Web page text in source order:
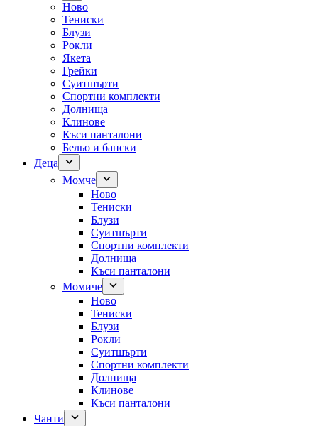
Ново
Тениски
Блузи
Рокли
Якета
Грейки
Суитшърти
Спортни комплекти
Долнища
Клинове
Къси панталони
Бельо и бански
Деца
Момче
Ново
Тениски
Блузи
Суитшърти
Спортни комплекти
Долнища
Къси панталони
Момиче
Ново
Тениски
Блузи
Рокли
Суитшърти
Спортни комплекти
Долнища
Клинове
Къси панталони
Чанти